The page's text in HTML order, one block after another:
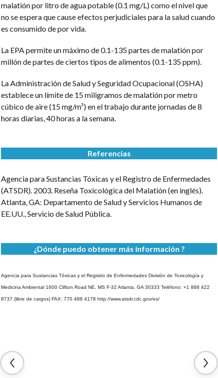
malatión por litro de agua potable (0.1 mg/L) como el nivel que
no se espera que cause efectos perjudiciales para la salud cuando
es consumido de por vida.
La EPA permite un máximo de 0.1-135 partes de malatión por
millón de partes de ciertos tipos de alimentos (0.1-135 ppm).
La Administración de Salud y Seguridad Ocupacional (OSHA)
establece un límite de 15 miligramos de malatión por metro
cúbico de aire (15 mg/m³) en el trabajo durante jornadas de 8
horas diarias, 40 horas a la semana.
Referencias
Agencia para Sustancias Tóxicas y el Registro de Enfermedades
(ATSDR). 2003. Reseña Toxicológica del Malatión (en inglés).
Atlanta, GA: Departamento de Salud y Servicios Humanos de
EE.UU., Servicio de Salud Pública.
¿Dónde puedo obtener más información ?
Agencia para Sustancias Tóxicas y el Registro de Enfermedades División de Toxicología y
Medicina Ambiental 1600 Clifton Road NE, MS F-32 Atlanta, GA 30333 Teléfono: +1 888 422
8737 (libre de cargos) FAX: 770 488 4178 http://www.atsdr.cdc.gov/es/